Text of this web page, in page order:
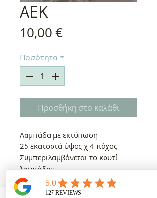
ΑΕΚ
10,00 €Τιμή
Ποσότητα*
Προσθήκη στο καλάθι
Λαμπάδα με εκτύπωση
25 εκατοστά ύψος χ 4 πάχος
Συμπεριλαμβάνεται το κουτί
λαμπάδας